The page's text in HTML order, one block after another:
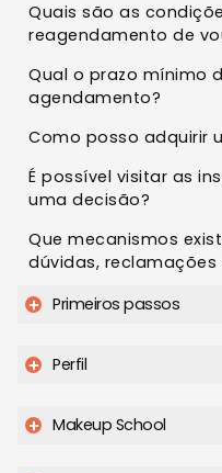
Primeiros passos
Perfil
Makeup School
Quais são as
reagendamento de
Qual o prazo mínimo
agendamento?
Como posso adquirir
É possível visitar as
uma decisão?
Que mecanismos
dúvidas, reclamações